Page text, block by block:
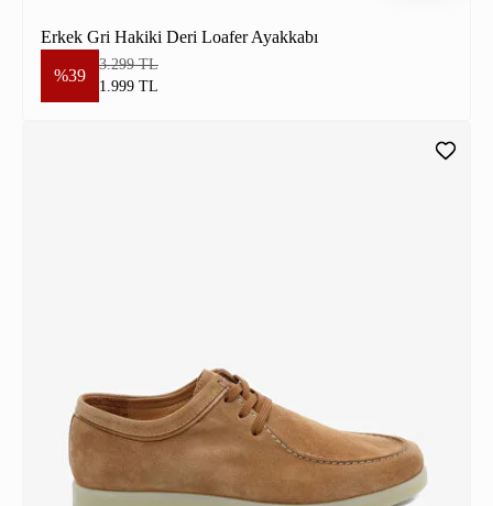
Erkek Gri Hakiki Deri Loafer Ayakkabı
%39
3.299 TL
1.999 TL